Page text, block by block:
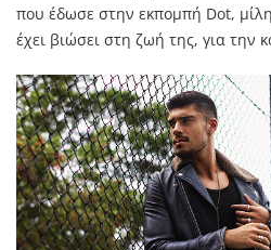
που έδωσε στην εκπομπή Dot,
έχει βιώσει στη ζωή της, για την